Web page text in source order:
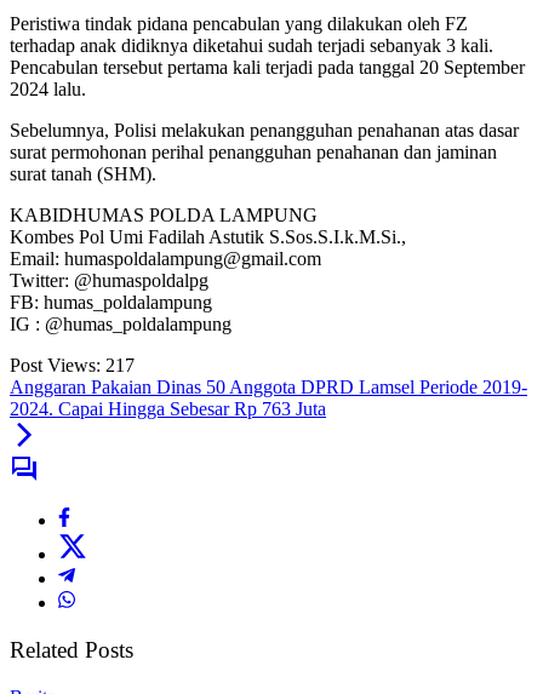
Peristiwa tindak pidana pencabulan yang dilakukan oleh FZ
terhadap anak didiknya diketahui sudah terjadi sebanyak 3 kali.
Pencabulan tersebut pertama kali terjadi pada tanggal 20 September
2024 lalu.
Sebelumnya, Polisi melakukan penangguhan penahanan atas dasar
surat permohonan perihal penangguhan penahanan dan jaminan
surat tanah (SHM).
KABIDHUMAS POLDA LAMPUNG
Kombes Pol Umi Fadilah Astutik S.Sos.S.I.k.M.Si.,
Email: humaspoldalampung@gmail.com
Twitter: @humaspoldalpg
FB: humas_poldalampung
IG : @humas_poldalampung
Post Views: 217
Anggaran Pakaian Dinas 50 Anggota DPRD Lamsel Periode 2019-
2024. Capai Hingga Sebesar Rp 763 Juta
Related Posts